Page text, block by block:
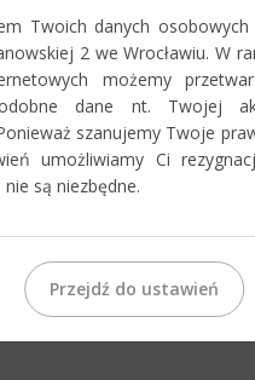
istotne
dla
Zobacz
Twoich danych
2 we Wrocławiu. W
możemy
dane nt. Twojej
szanujemy Twoje
umożliwiamy Ci
są niezbędne.
Przejdź do ustawień